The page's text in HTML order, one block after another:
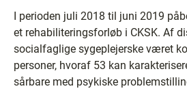
I perioden juli 2018 til juni 2019
et rehabiliteringsforløb i CKSK. Af
socialfaglige sygeplejerske været
personer, hvoraf 53 kan
sårbare med psykiske